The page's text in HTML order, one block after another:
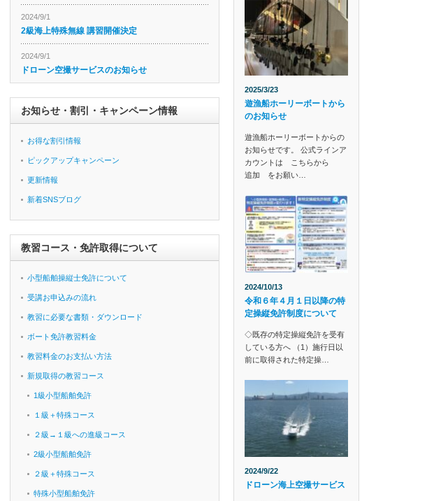
2024/9/1
2級海上特殊無線 講習開催決定
2024/9/1
ドローン空撮サービスのお知らせ
お知らせ・割引・キャンペーン情報
お得な割引情報
ピックアップキャンペーン
更新情報
新着SNSブログ
教習コース・免許取得について
小型船舶操縦士免許について
受講お申込みの流れ
教習に必要な書類・ダウンロード
ボート免許教習料金
教習料金のお支払い方法
新規取得の教習コース
1級小型船舶免許
１級＋特殊コース
２級→１級への進級コース
2級小型船舶免許
２級＋特殊コース
特殊小型船舶免許
2025/3/23
遊漁船ホーリーボートから
のお知らせ
遊漁船ホーリーボートからの
お知らせです。 公式ラインア
カウントは こちらから
追加 をお願い…
2024/10/13
令和６年４月１日以降の特
定操縦免許制度について
◇既存の特定操縦免許を受有
している方へ （1）施行日以
前に取得された特定操…
2024/9/22
ドローン海上空撮サービス